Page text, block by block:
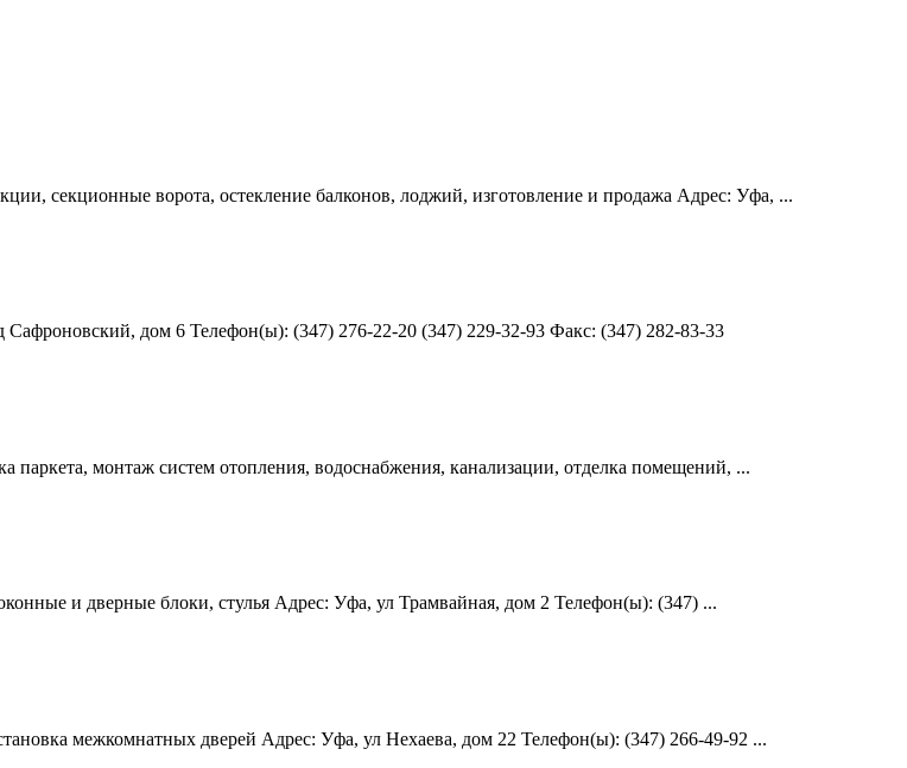
секционные ворота, остекление балконов, лоджий, изготовление и продажа Адрес: Уфа, ...
дом 6 Телефон(ы): (347) 276-22-20 (347) 229-32-93 Факс: (347) 282-83-33
паркета, монтаж систем отопления, водоснабжения, канализации, отделка помещений, ...
и дверные блоки, стулья Адрес: Уфа, ул Трамвайная, дом 2 Телефон(ы): (347) ...
межкомнатных дверей Адрес: Уфа, ул Нехаева, дом 22 Телефон(ы): (347) 266-49-92 ...